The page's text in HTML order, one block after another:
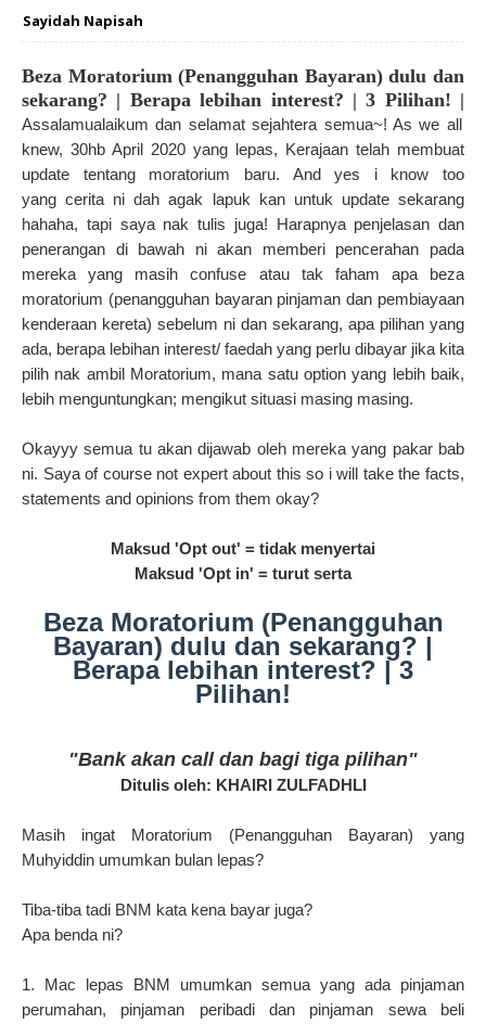
Sayidah Napisah
Beza Moratorium (Penangguhan Bayaran) dulu dan
sekarang? | Berapa lebihan interest? | 3 Pilihan! |
Assalamualaikum dan selamat sejahtera semua~! As we all
knew, 30hb April 2020 yang lepas, Kerajaan telah membuat
update tentang moratorium baru. And yes i know too
yang cerita ni dah agak lapuk kan untuk update sekarang
hahaha, tapi saya nak tulis juga! Harapnya penjelasan dan
penerangan di bawah ni akan memberi pencerahan pada
mereka yang masih confuse atau tak faham apa beza
moratorium (penangguhan bayaran pinjaman dan pembiayaan
kenderaan kereta) sebelum ni dan sekarang, apa pilihan yang
ada, berapa lebihan interest/ faedah yang perlu dibayar jika kita
pilih nak ambil Moratorium, mana satu option yang lebih baik,
lebih menguntungkan; mengikut situasi masing masing.
Okayyy semua tu akan dijawab oleh mereka yang pakar bab
ni. Saya of course not expert about this so i will take the facts,
statements and opinions from them okay?
Maksud 'Opt out' = tidak menyertai
Maksud 'Opt in' = turut serta
Beza Moratorium (Penangguhan
Bayaran) dulu dan sekarang? |
Berapa lebihan interest? | 3
Pilihan!
"Bank akan call dan bagi tiga pilihan"
Ditulis oleh: KHAIRI ZULFADHLI
Masih ingat Moratorium (Penangguhan Bayaran) yang
Muhyiddin umumkan bulan lepas?
Tiba-tiba tadi BNM kata kena bayar juga?
Apa benda ni?
1. Mac lepas BNM umumkan semua yang ada pinjaman
perumahan, pinjaman peribadi dan pinjaman sewa beli